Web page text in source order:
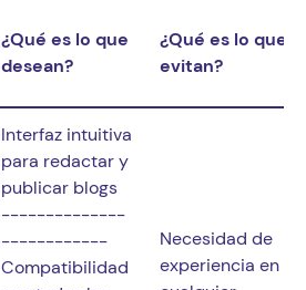
¿Qué es lo que
desean?
¿Qué es lo que
evitan?
Interfaz intuitiva
para redactar y
publicar blogs
--------------
------------
Compatibilidad
Necesidad de
experiencia en